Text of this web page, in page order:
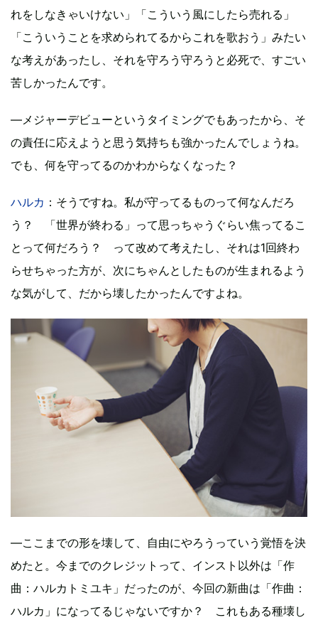
れをしなきゃいけない」「こういう風にしたら売れる」
「こういうことを求められてるからこれを歌おう」みたい
な考えがあったし、それを守ろう守ろうと必死で、すごい
苦しかったんです。
―メジャーデビューというタイミングでもあったから、そ
の責任に応えようと思う気持ちも強かったんでしょうね。
でも、何を守ってるのかわからなくなった？
ハルカ ：そうですね。私が守ってるものって何なんだろ
う？ 「世界が終わる」って思っちゃうぐらい焦ってるこ
とって何だろう？ って改めて考えたし、それは1回終わ
らせちゃった方が、次にちゃんとしたものが生まれるよう
な気がして、だから壊したかったんですよね。
―ここまでの形を壊して、自由にやろうっていう覚悟を決
めたと。今までのクレジットって、インスト以外は「作
曲：ハルカトミユキ」だったのが、今回の新曲は「作曲：
ハルカ」になってるじゃないですか？ これもある種壊し